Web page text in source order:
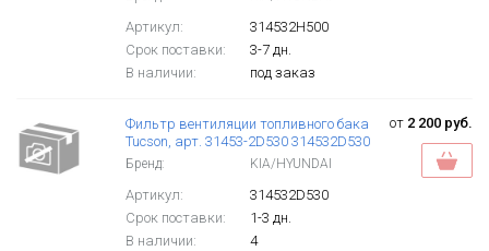
Артикул:
314532H500
Срок поставки:
3-7 дн.
В наличии:
под заказ
Фильтр вентиляции топливного бака
Tucson, арт. 31453-2D530 314532D530
Бренд: KIA/HYUNDAI
Артикул:
314532D530
Срок поставки:
1-3 дн.
В наличии:
4
от 2 200 руб.